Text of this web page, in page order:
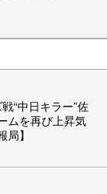
“中日キラー”佐
ムを再び上昇気
】